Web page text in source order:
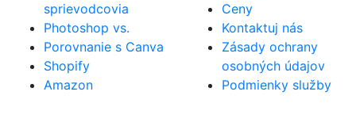
sprievodcovia
Photoshop vs.
Porovnanie s Canva
Shopify
Amazon
Ceny
Kontaktuj nás
Zásady ochrany
osobných údajov
Podmienky služby